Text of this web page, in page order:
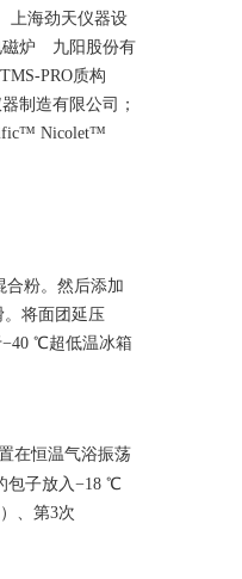
上海劲天仪器设
磁炉 九阳股份有
PRO质构
制造有限公司；
Nicolet™
合粉。然后添加
将面团延压
−40 ℃超低温冰箱
在恒温气浴振荡
包子放入−18 ℃
、第3次